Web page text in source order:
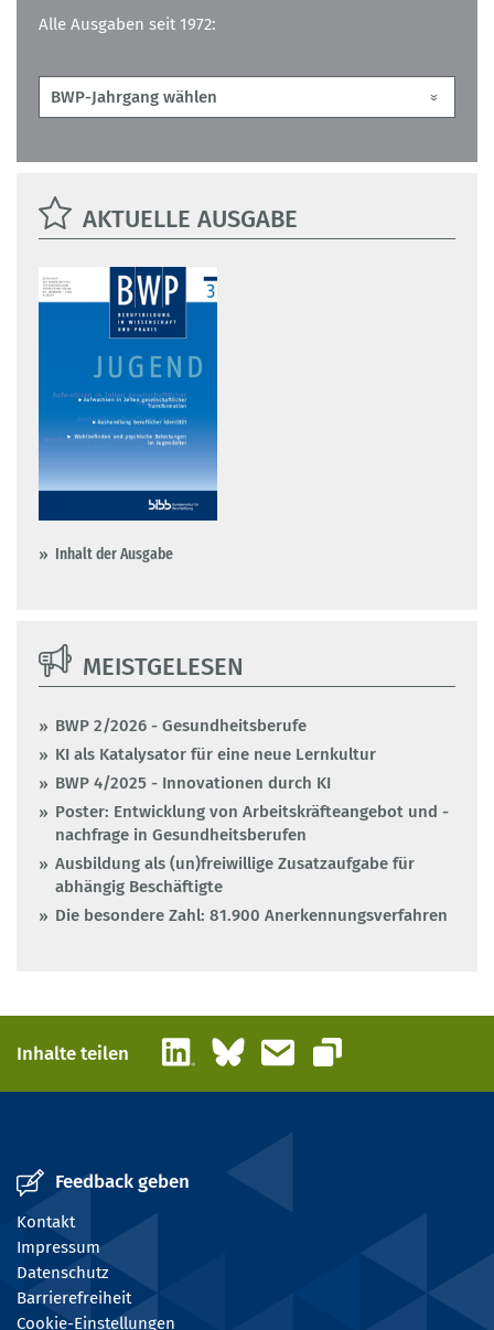
Alle Ausgaben seit 1972:
AKTUELLE AUSGABE
Inhalt der Ausgabe
MEISTGELESEN
BWP 2/2026 - Gesundheitsberufe
KI als Katalysator für eine neue Lernkultur
BWP 4/2025 - Innovationen durch KI
Poster: Entwicklung von Arbeitskräfteangebot und -
nachfrage in Gesundheitsberufen
Ausbildung als (un)freiwillige Zusatzaufgabe für
abhängig Beschäftigte
Die besondere Zahl: 81.900 Anerkennungsverfahren
Inhalte teilen LinkedInBlueskyE-Mail
Link kopieren
Feedback geben
Kontakt
Impressum
Datenschutz
Barrierefreiheit
Cookie-Einstellungen